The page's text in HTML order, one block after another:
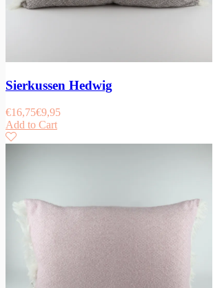
Sierkussen Hedwig
€16,75€9,95
Add to Cart